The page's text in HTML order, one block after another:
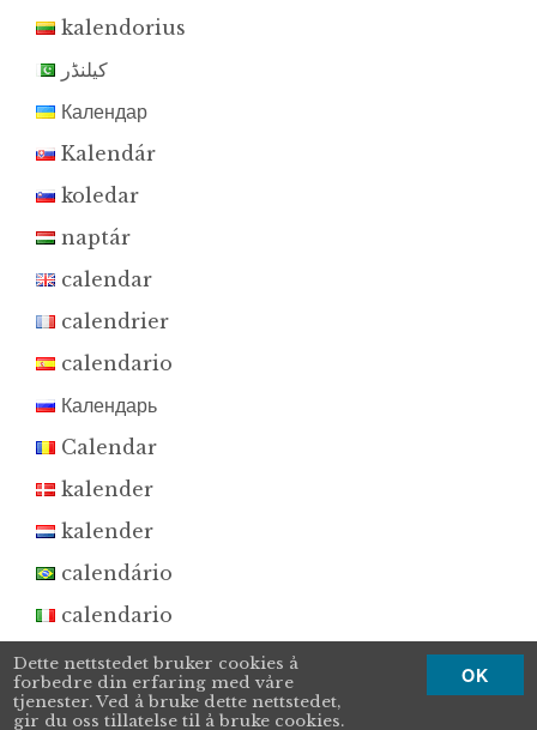
kalendorius
کیلنڈر
Календар
Kalendár
koledar
naptár
calendar
calendrier
calendario
Календарь
Calendar
kalender
kalender
calendário
calendario
カレンダー
kalender
Dette nettstedet bruker cookies å
forbedre din erfaring med våre
tjenester. Ved å bruke dette nettstedet,
gir du oss tillatelse til å bruke cookies.
OK